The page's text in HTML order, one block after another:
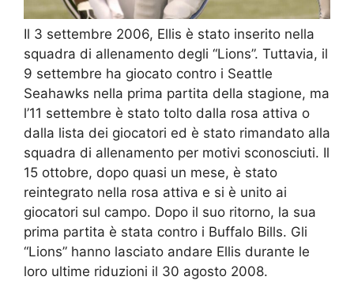
Il 3 settembre 2006, Ellis è stato inserito nella
squadra di allenamento degli “Lions”. Tuttavia, il
9 settembre ha giocato contro i Seattle
Seahawks nella prima partita della stagione, ma
l’11 settembre è stato tolto dalla rosa attiva o
dalla lista dei giocatori ed è stato rimandato alla
squadra di allenamento per motivi sconosciuti. Il
15 ottobre, dopo quasi un mese, è stato
reintegrato nella rosa attiva e si è unito ai
giocatori sul campo. Dopo il suo ritorno, la sua
prima partita è stata contro i Buffalo Bills. Gli
“Lions” hanno lasciato andare Ellis durante le
loro ultime riduzioni il 30 agosto 2008.